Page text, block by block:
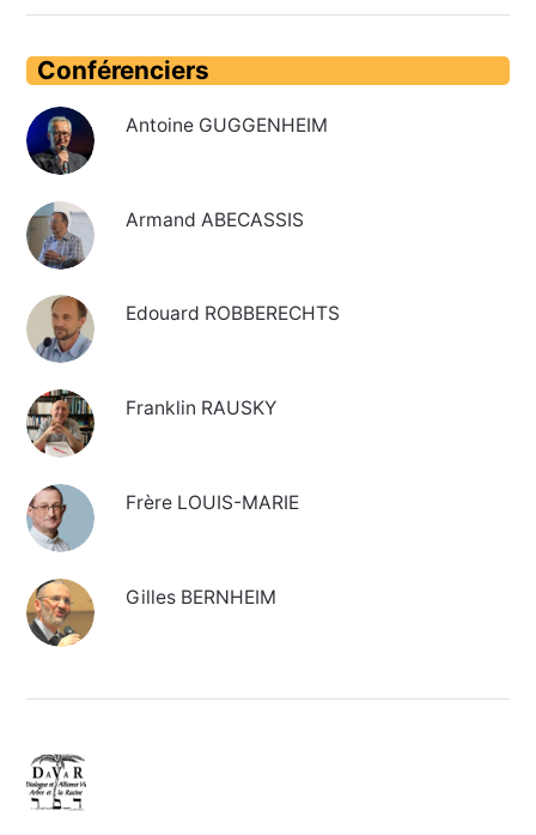
Conférenciers
Antoine GUGGENHEIM
Armand ABECASSIS
Edouard ROBBERECHTS
Franklin RAUSKY
Frère LOUIS-MARIE
Gilles BERNHEIM